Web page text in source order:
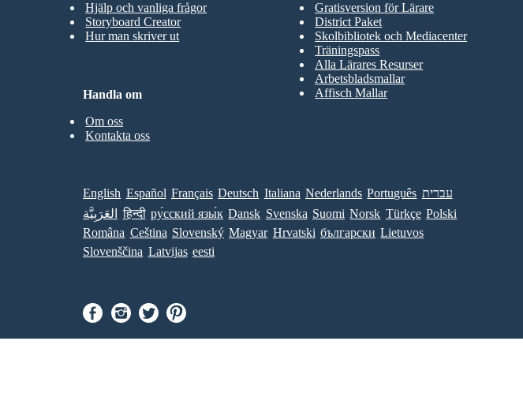
Hjälp och vanliga frågor
Storyboard Creator
Hur man skriver ut
Gratisversion för Lärare
District Paket
Skolbibliotek och Mediacenter
Träningspass
Alla Lärares Resurser
Arbetsbladsmallar
Affisch Mallar
Handla om
Om oss
Kontakta oss
English Español Français Deutsch Italiana Nederlands Português עברית
العَرَبِيَّة
हिन्दी ру́сский язы́к Dansk Svenska Suomi Norsk Türkçe Polski
Româna Ceština Slovenský Magyar Hrvatski български Lietuvos
Slovenščina Latvijas eesti